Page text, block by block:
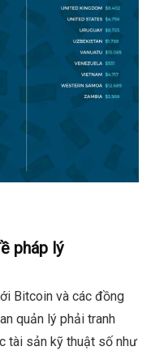
pháp lý
Bitcoin và các đồng
quản lý phải tranh
tài sản kỹ thuật số như